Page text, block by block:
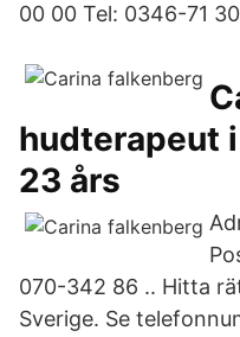
00 00 Tel: 0346-71
hudterapeut
23 års
070-342 86 .. Hitta
Sverige. Se